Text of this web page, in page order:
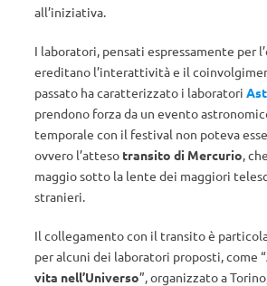
all’iniziativa.
I laboratori, pensati espressamente per
ereditano l’interattività e il
passato ha caratterizzato i laboratori
prendono forza da un evento
temporale con il festival non poteva
ovvero l’atteso transito di Mercurio,
maggio sotto la lente dei maggiori
stranieri.
Il collegamento con il transito è
per alcuni dei laboratori proposti, come “
vita nell’Universo”, organizzato a